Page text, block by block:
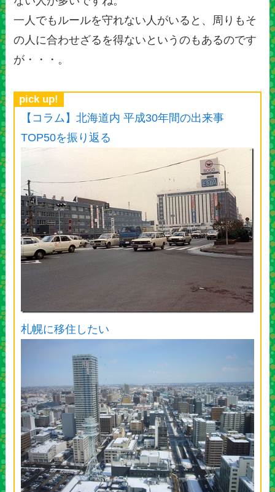
一人でもルールを守れない人がいると、周りもそ
の人に合わせざるを得ないというのもあるのです
が・・・。
pick up!
【コラム】北海道内 平成30年間の出来事
TOP50を振り返る
札幌に移住したい